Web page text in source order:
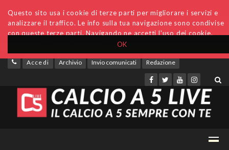
OK
Questo sito usa i cookie di terze parti per migliorare i servizi e
analizzare il traffico. Le info sulla tua navigazione sono condivise
con queste terze parti. Navigando ne accetti l'uso dei cookie.
Accedi Archivio Invio comunicati Redazione